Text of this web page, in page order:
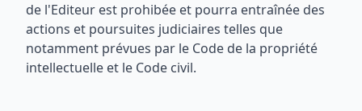
de l'Editeur est prohibée et pourra entraînée des
actions et poursuites judiciaires telles que
notamment prévues par le Code de la propriété
intellectuelle et le Code civil.